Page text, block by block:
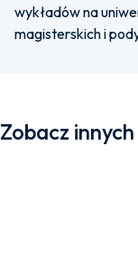
wykładów na
magisterskich i
Zobacz